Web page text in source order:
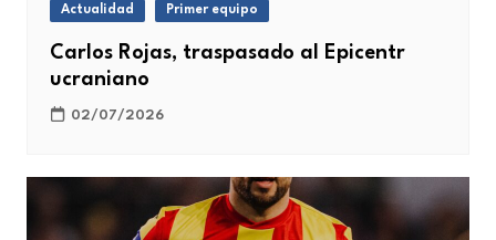
Actualidad Primer equipo
Carlos Rojas, traspasado al Epicentr
ucraniano
02/07/2026